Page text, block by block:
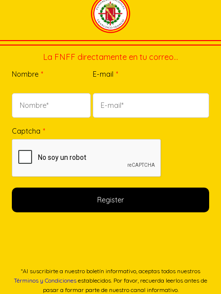
La FNFF directamente en tu correo…
Nombre * E-mail *
Captcha *
*Al suscribirte a nuestro boletín informativo, aceptas todos nuestros
Términos y Condiciones establecidos. Por favor, recuerda leerlos antes de
pasar a formar parte de nuestro canal informativo.